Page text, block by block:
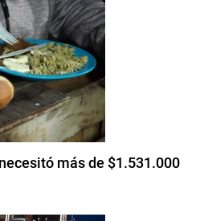
más de $1.531.000